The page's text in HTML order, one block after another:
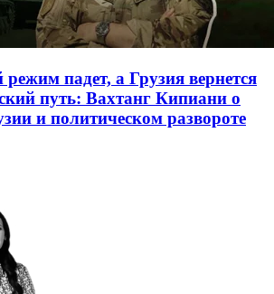
режим падет, а Грузия вернется
путь: Вахтанг Кипиани о
и политическом развороте